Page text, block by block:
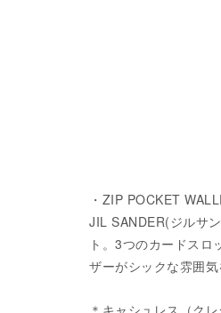
・ZIP POCKET
JIL SANDER(ジルサ
ト。3つのカードス
ザーがシックな雰囲
＊キャシュレス（ク